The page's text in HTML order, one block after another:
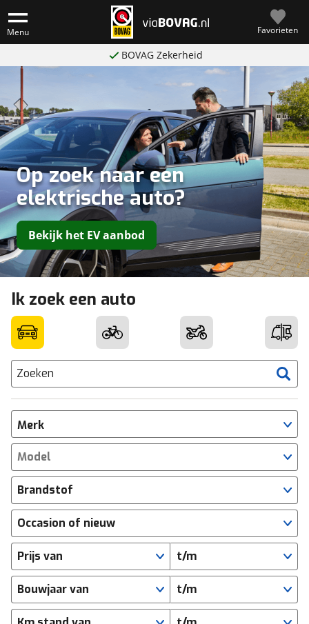
Menu Favorieten
BOVAG Zekerheid
Op zoek naar een
elektrische auto?
Bekijk het EV aanbod
Ik zoek een auto
Zoeken
Merk
Model
Brandstof
Occasion of nieuw
Prijs van t/m
Bouwjaar van t/m